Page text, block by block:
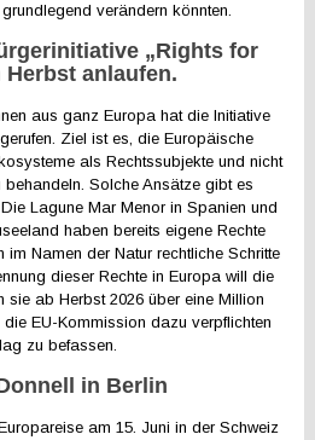
verändern könnten.
„Rights for
anlaufen.
aus ganz Europa hat die Initiative
Ziel ist es, die Europäische
als Rechtssubjekte und nicht
Solche Ansätze gibt es
Lagune Mar Menor in Spanien und
haben bereits eigene Rechte
im Namen der Natur rechtliche Schritte
dieser Rechte in Europa will die
sie ab Herbst 2026 über eine Million
die EU-Kommission dazu verpflichten
zu befassen.
in Berlin
am 15. Juni in der Schweiz